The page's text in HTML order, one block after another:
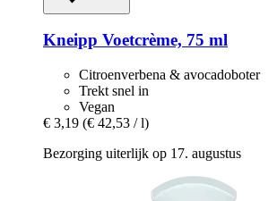
Kneipp Voetcrème, 75 ml
Citroenverbena & avocadoboter
Trekt snel in
Vegan
€ 3,19 (€ 42,53 / l)
Bezorging uiterlijk op 17. augustus